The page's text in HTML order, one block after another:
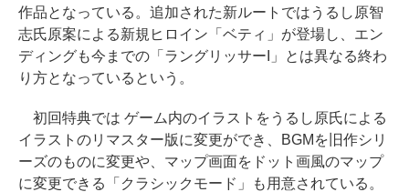
作品となっている。追加された新ルートではうるし原智
志氏原案による新規ヒロイン「ベティ」が登場し、エン
ディングも今までの「ラングリッサーI」とは異なる終わ
り方となっているという。
初回特典では ゲーム内のイラストをうるし原氏による
イラストのリマスター版に変更ができ、BGMを旧作シリ
ーズのものに変更や、マップ画面をドット画風のマップ
に変更できる「クラシックモード」も用意されている。